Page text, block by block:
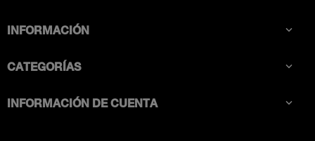
INFORMACIÓN 
CATEGORÍAS 
INFORMACIÓN DE CUENTA 